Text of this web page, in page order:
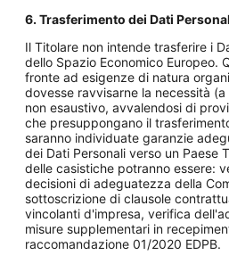
6. Trasferimento dei Dati
Il Titolare non intende trasferire i
dello Spazio Economico Europeo.
fronte ad esigenze di natura
dovesse ravvisarne la necessità
non esaustivo, avvalendosi di
che presuppongano il
saranno individuate garanzie
dei Dati Personali verso un Paese
delle casistiche potranno essere:
decisioni di adeguatezza della
sottoscrizione di clausole
vincolanti d'impresa, verifica
misure supplementari in
raccomandazione 01/2020 EDPB.